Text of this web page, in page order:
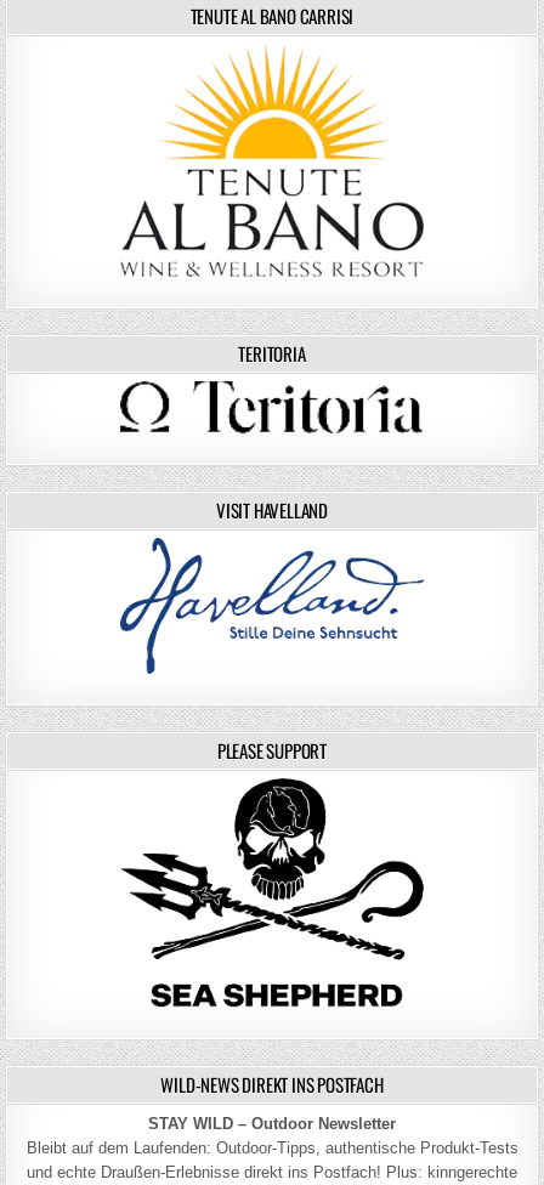
TENUTE AL BANO CARRISI
TERITORIA
VISIT HAVELLAND
PLEASE SUPPORT
WILD-NEWS DIREKT INS POSTFACH
STAY WILD – Outdoor Newsletter
Bleibt auf dem Laufenden: Outdoor-Tipps, authentische Produkt-Tests
und echte Draußen-Erlebnisse direkt ins Postfach! Plus: kinngerechte